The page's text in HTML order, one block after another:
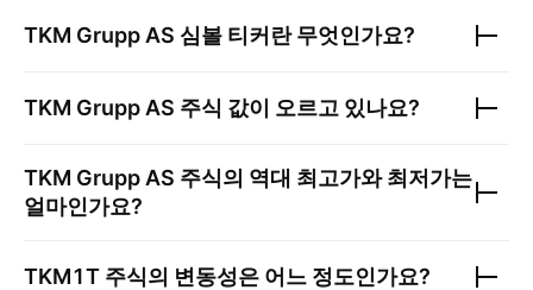
TKM Grupp AS 심볼 티커란 무엇인가요?
TKM Grupp AS 주식 값이 오르고 있나요?
TKM Grupp AS 주식의 역대 최고가와 최저가는
얼마인가요?
TKM1T 주식의 변동성은 어느 정도인가요?